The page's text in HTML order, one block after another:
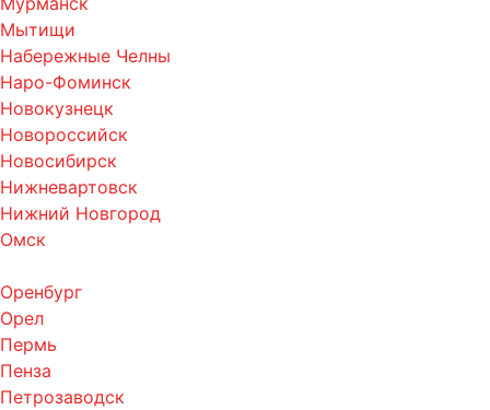
Мытищи
Набережные Челны
Наро-Фоминск
Новокузнецк
Новороссийск
Новосибирск
Нижневартовск
Нижний Новгород
Омск
Оренбург
Орел
Пермь
Пенза
Петрозаводск